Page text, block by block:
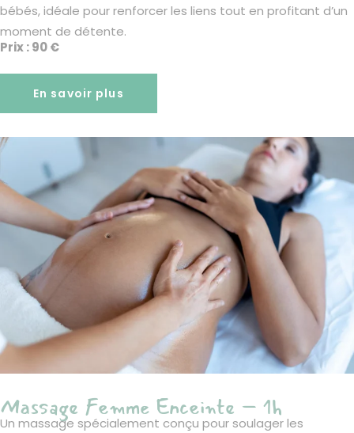
bébés, idéale pour renforcer les liens tout en profitant d’un
moment de détente.
Prix : 90 €
En savoir plus
Massage Femme Enceinte – 1h
Un massage spécialement conçu pour soulager les